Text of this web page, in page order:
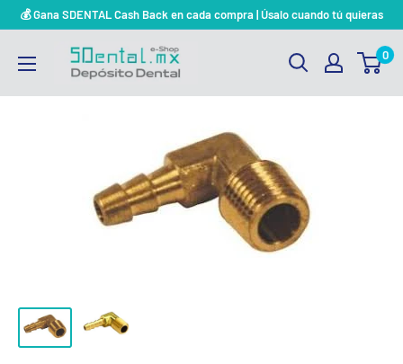
💰 Gana SDENTAL Cash Back en cada compra | Úsalo cuando tú quieras
SDENTAL.MX
DEPOSITO
0